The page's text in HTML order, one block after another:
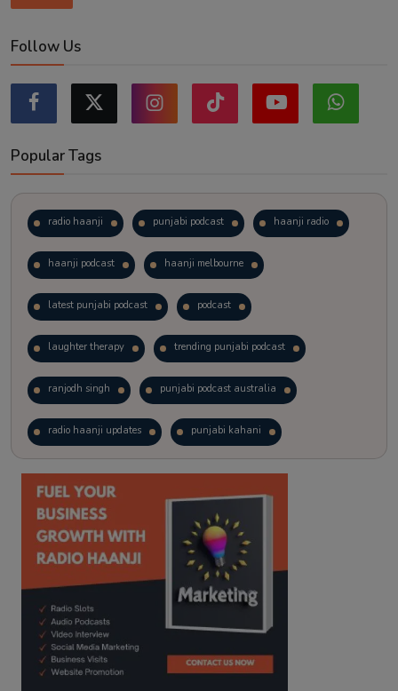
Follow Us
Popular Tags
radio haanji punjabi podcast haanji radio
haanji podcast haanji melbourne
latest punjabi podcast podcast
laughter therapy trending punjabi podcast
ranjodh singh punjabi podcast australia
radio haanji updates punjabi kahani
kitaab kahani punjabi story